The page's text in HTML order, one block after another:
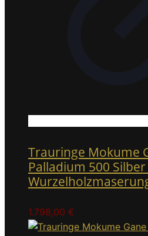
Trauringe Mokume
Palladium 500 Silber
1.798,00 €